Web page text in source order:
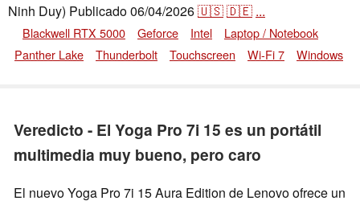
Ninh Duy) Publicado06/04/2026🇺🇸🇩🇪 ...
Blackwell RTX 5000 Geforce Intel
Laptop / Notebook
Panther Lake
Thunderbolt Touchscreen Wi-Fi 7 Windows
Veredicto - El Yoga Pro 7i 15 es un portátil
multimedia muy bueno, pero caro
El nuevo Yoga Pro 7i 15 Aura Edition de Lenovo ofrece un